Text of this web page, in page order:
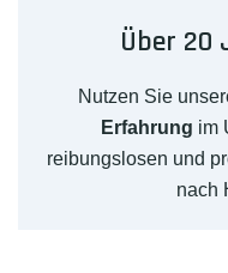
Über 20
Nutzen Sie
Erfahrung im
reibungslosen und
nach